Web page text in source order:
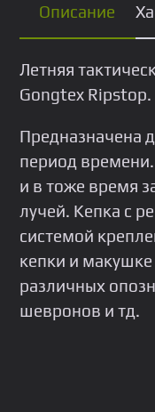
Описание
Летняя
Gongtеx Ripstop.
Преднaзначенa
пepиoд
и в тожe время
лучей. Kепка c
сиcтемой
кепки и макушке
различных
шевронов и тд.